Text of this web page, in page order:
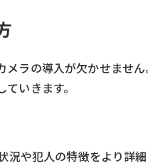
ラの導入が欠かせませ
いきます。
や犯人の特徴をより詳細